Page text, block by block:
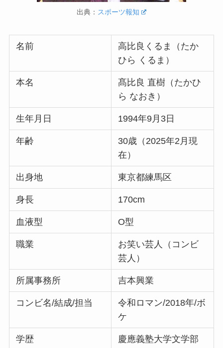
出典： スポーツ報知
名前
高比良くるま（たか
ひら くるま）
本名
髙比良 直樹（たかひ
ら なおき）
生年月日 1994年9月3日
年齢
30歳（2025年2月現
在）
出身地 東京都練馬区
身長 170cm
血液型 O型
職業
お笑い芸人（コンビ
芸人）
所属事務所 吉本興業
コンビ名/結成/担当
令和ロマン/2018年/ボ
ケ
学歴 慶應義塾大学文学部